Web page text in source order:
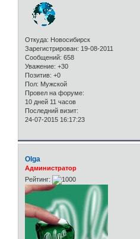
Откуда: Новосибирск
Зарегистрирован: 19-08-2011
Сообщений: 658
Уважение: +30
Позитив: +0
Пол: Мужской
Провел на форуме:
10 дней 11 часов
Последний визит:
24-07-2015 16:17:23
Olga
Администратор
Рейтинг: